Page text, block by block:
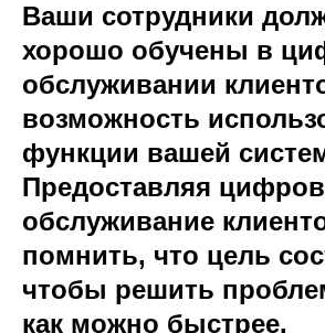
Ваши сотрудники
хорошо обучены в
обслуживании
возможность
функции вашей
Предоставляя
обслуживание
помнить, что цель
чтобы решить
как можно быстрее.